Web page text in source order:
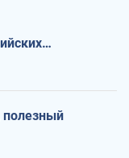
полезный